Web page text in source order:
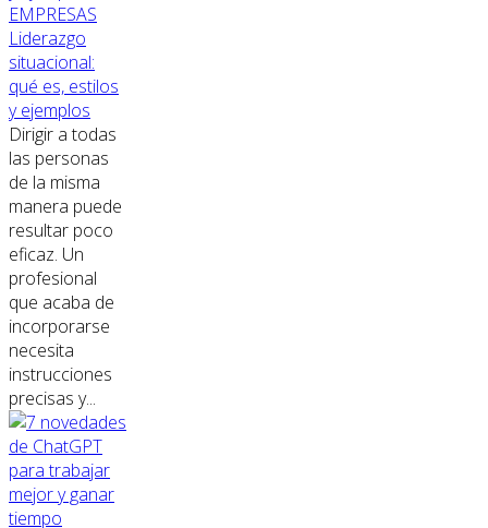
EMPRESAS
Liderazgo
situacional:
qué es, estilos
y ejemplos
Dirigir a todas
las personas
de la misma
manera puede
resultar poco
eficaz. Un
profesional
que acaba de
incorporarse
necesita
instrucciones
precisas y...